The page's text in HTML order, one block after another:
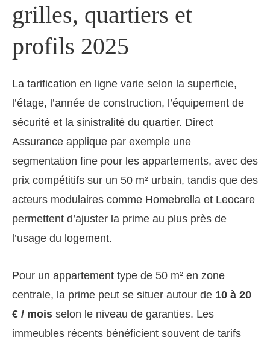
grilles, quartiers et
profils 2025
La tarification en ligne varie selon la superficie,
l’étage, l’année de construction, l’équipement de
sécurité et la sinistralité du quartier. Direct
Assurance applique par exemple une
segmentation fine pour les appartements, avec des
prix compétitifs sur un 50 m² urbain, tandis que des
acteurs modulaires comme Homebrella et Leocare
permettent d’ajuster la prime au plus près de
l’usage du logement.
Pour un appartement type de 50 m² en zone
centrale, la prime peut se situer autour de 10 à 20
€ / mois selon le niveau de garanties. Les
immeubles récents bénéficient souvent de tarifs